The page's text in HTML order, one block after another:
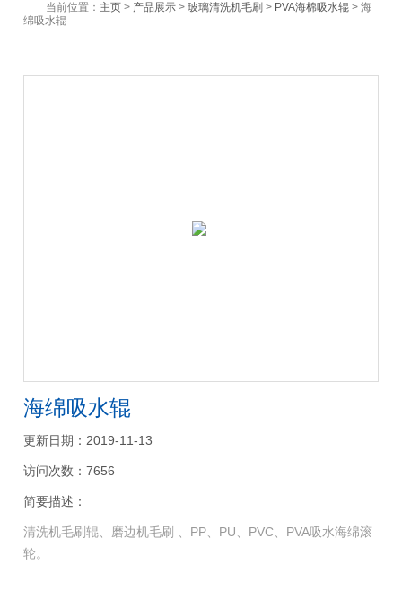
当前位置： 主页 > 产品展示 >玻璃清洗机毛刷 > PVA海棉吸水辊 > 海
绵吸水辊
海绵吸水辊
更新日期：2019-11-13
访问次数：7656
简要描述：
清洗机毛刷辊、磨边机毛刷 、PP、PU、PVC、PVA吸水海绵滚
轮。